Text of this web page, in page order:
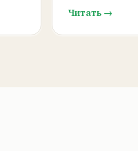
Читать →